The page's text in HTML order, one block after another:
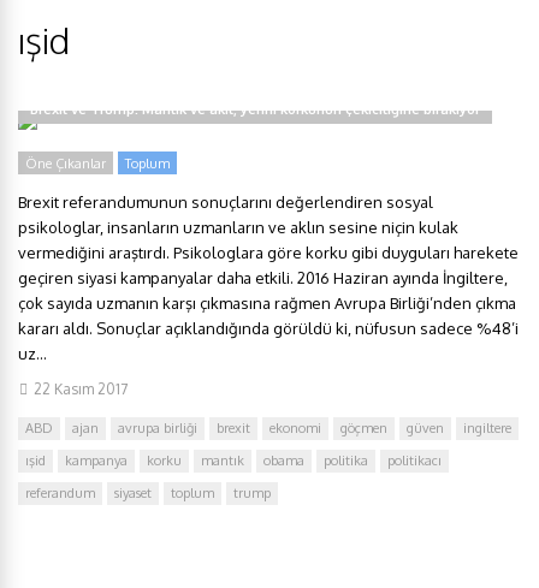
ışid
Brexit ve Trump: Mantık ve akıl, yerini korkunun çekiciliğine bırakıyor
Öne Çıkanlar Toplum
Brexit referandumunun sonuçlarını değerlendiren sosyal
psikologlar, insanların uzmanların ve aklın sesine niçin kulak
vermediğini araştırdı. Psikologlara göre korku gibi duyguları harekete
geçiren siyasi kampanyalar daha etkili. 2016 Haziran ayında İngiltere,
çok sayıda uzmanın karşı çıkmasına rağmen Avrupa Birliği’nden çıkma
kararı aldı. Sonuçlar açıklandığında görüldü ki, nüfusun sadece %48’i
uz...
22 Kasım 2017
ABD ajan avrupa birliği brexit ekonomi göçmen güven
ingiltere
ışid
kampanya korku mantık obama politika
politikacı
referandum
siyaset toplum trump